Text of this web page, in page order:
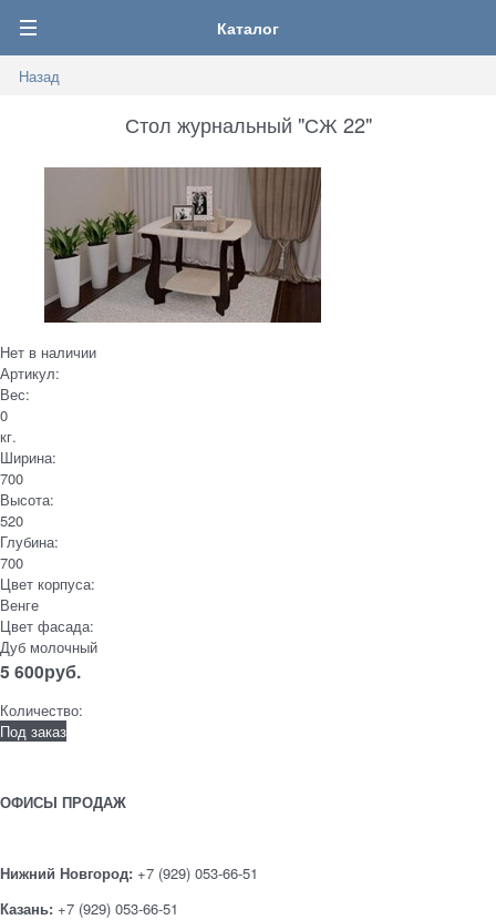
Каталог
Назад
Стол журнальный "СЖ 22"
Нет в наличии
Артикул:
Вес:
0
кг.
Ширина:
700
Высота:
520
Глубина:
700
Цвет корпуса:
Венге
Цвет фасада:
Дуб молочный
5 600руб.
Количество:
Под заказ
ОФИСЫ ПРОДАЖ
Нижний Новгород: +7 (929) 053-66-51
Казань: +7 (929) 053-66-51